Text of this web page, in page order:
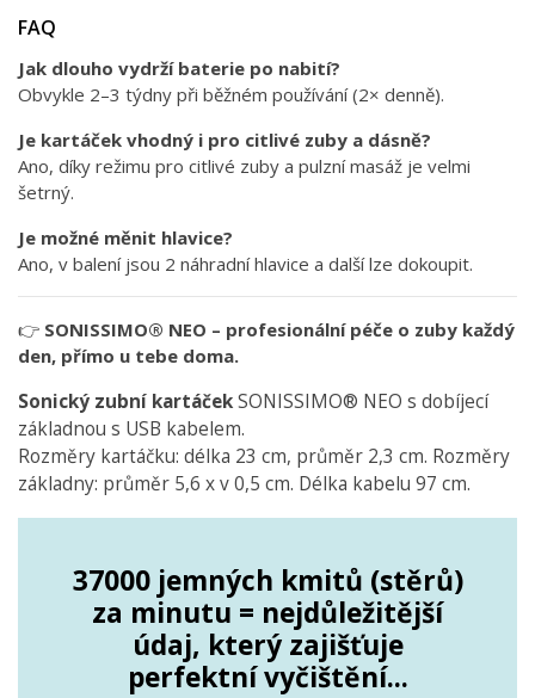
FAQ
Jak dlouho vydrží baterie po nabití?
Obvykle 2–3 týdny při běžném používání (2× denně).
Je kartáček vhodný i pro citlivé zuby a dásně?
Ano, díky režimu pro citlivé zuby a pulzní masáž je velmi
šetrný.
Je možné měnit hlavice?
Ano, v balení jsou 2 náhradní hlavice a další lze dokoupit.
👉 SONISSIMO® NEO – profesionální péče o zuby každý
den, přímo u tebe doma.
Sonický zubní kartáčekSONISSIMO® NEO s dobíjecí
základnou s USB kabelem.
Rozměry kartáčku: délka 23 cm, průměr 2,3 cm. Rozměry
základny: průměr 5,6 x v 0,5 cm. Délka kabelu 97 cm.
37000 jemných kmitů (stěrů)
za minutu = nejdůležitější
údaj, který zajišťuje
perfektní vyčištění...